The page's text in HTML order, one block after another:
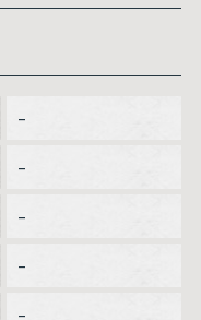
–
–
–
–
–